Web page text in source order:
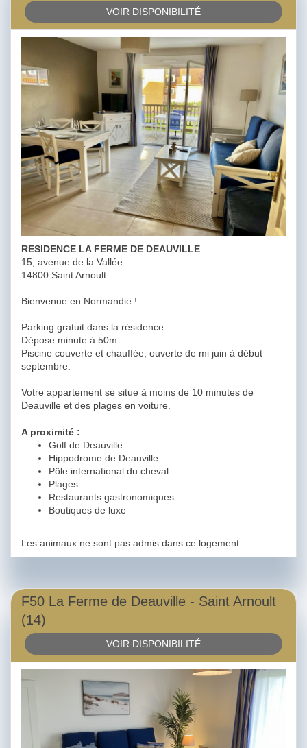
VOIR DISPONIBILITÉ
RESIDENCE LA FERME DE DEAUVILLE
15, avenue de la Vallée
14800 Saint Arnoult
Bienvenue en Normandie !
Parking gratuit dans la résidence.
Dépose minute à 50m
Piscine couverte et chauffée, ouverte de mi juin à début
septembre.
Votre appartement se situe à moins de 10 minutes de
Deauville et des plages en voiture.
A proximité :
Golf de Deauville
Hippodrome de Deauville
Pôle international du cheval
Plages
Restaurants gastronomiques
Boutiques de luxe
Les animaux ne sont pas admis dans ce logement.
F50 La Ferme de Deauville - Saint Arnoult
(14)
VOIR DISPONIBILITÉ